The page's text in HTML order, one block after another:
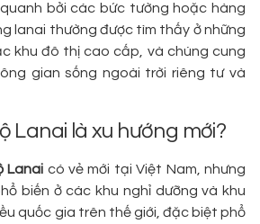
bởi các bức tường hoặc hàng
lanai thường được tìm thấy ở những
khu đô thị cao cấp, và chúng cung
gian sống ngoài trời riêng tư và
Lanai là xu hướng mới?
Lanai có vẻ mới tại Việt Nam, nhưng
biến ở các khu nghỉ dưỡng và khu
quốc gia trên thế giới, đặc biệt phổ